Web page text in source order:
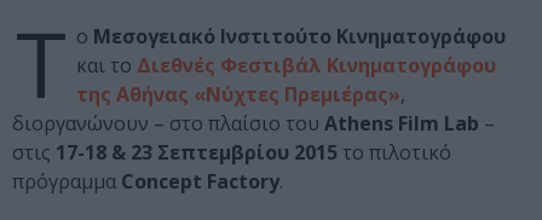
Τ ο Μεσογειακό Ινστιτούτο Κινηματογράφου
και το Διεθνές Φεστιβάλ Κινηματογράφου
της Αθήνας «Νύχτες Πρεμιέρας»,
διοργανώνουν – στο πλαίσιο του Athens Film Lab –
στις 17-18 & 23 Σεπτεμβρίου 2015 το πιλοτικό
πρόγραμμα Concept Factory.